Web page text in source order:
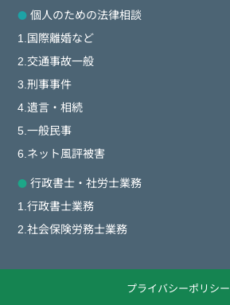
個人のための法律相談
1.国際離婚など
2.交通事故一般
3.刑事事件
4.遺言・相続
5.一般民事
6.ネット風評被害
行政書士・社労士業務
1.行政書士業務
2.社会保険労務士業務
プライバシーポリシー